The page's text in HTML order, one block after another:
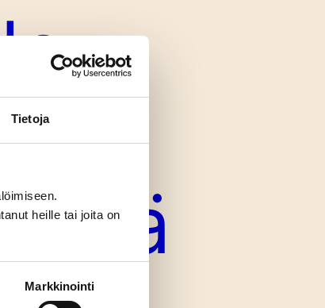
Tietoja
heille tai joita on
Markkinointi